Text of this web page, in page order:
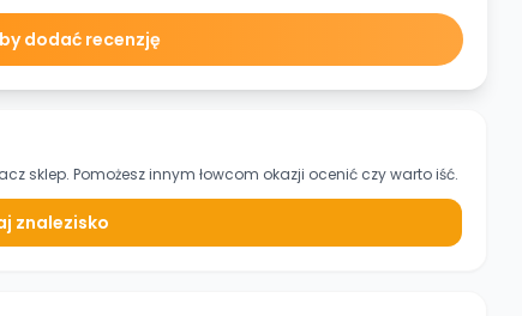
dodać recenzję
sklep. Pomożesz innym łowcom okazji ocenić czy warto iść.
znalezisko